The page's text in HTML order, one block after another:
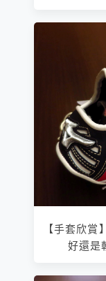
【手套欣
好還是